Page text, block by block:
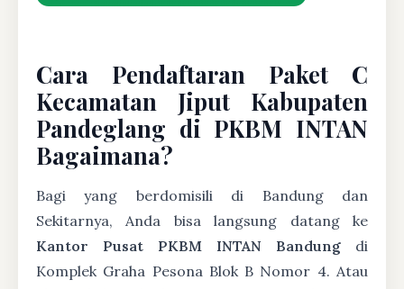
Cara Pendaftaran Paket C
Kecamatan Jiput Kabupaten
Pandeglang di PKBM INTAN
Bagaimana?
Bagi yang berdomisili di Bandung dan
Sekitarnya, Anda bisa langsung datang ke
Kantor Pusat PKBM INTAN Bandung di
Komplek Graha Pesona Blok B Nomor 4. Atau